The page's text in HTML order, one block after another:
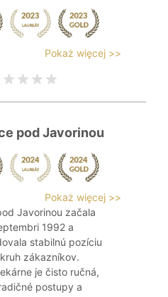
Pokaż więcej >>
pod Javorinou
Pokaż więcej >>
Javorinou začala
1992 a
stabilnú pozíciu
zákazníkov.
je čisto ručná,
postupy a